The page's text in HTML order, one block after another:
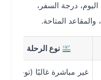
درجة السفر،
المتاحة.
نوع الرحلة
مباشرة غالبًا (توقف)